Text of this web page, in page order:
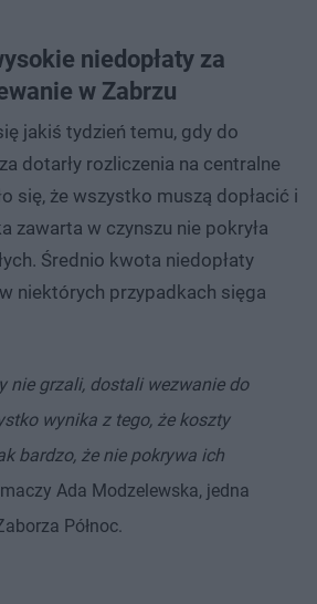
niedopłaty za
w Zabrzu
jakiś tydzień temu, gdy do
dotarły rozliczenia na centralne
się, że wszystko muszą dopłacić i
zawarta w czynszu nie pokryła
Średnio kwota niedopłaty
niektórych przypadkach sięga
nie grzali, dostali wezwanie do
wynika z tego, że koszty
bardzo, że nie pokrywa ich
Ada Modzelewska, jedna
Północ.